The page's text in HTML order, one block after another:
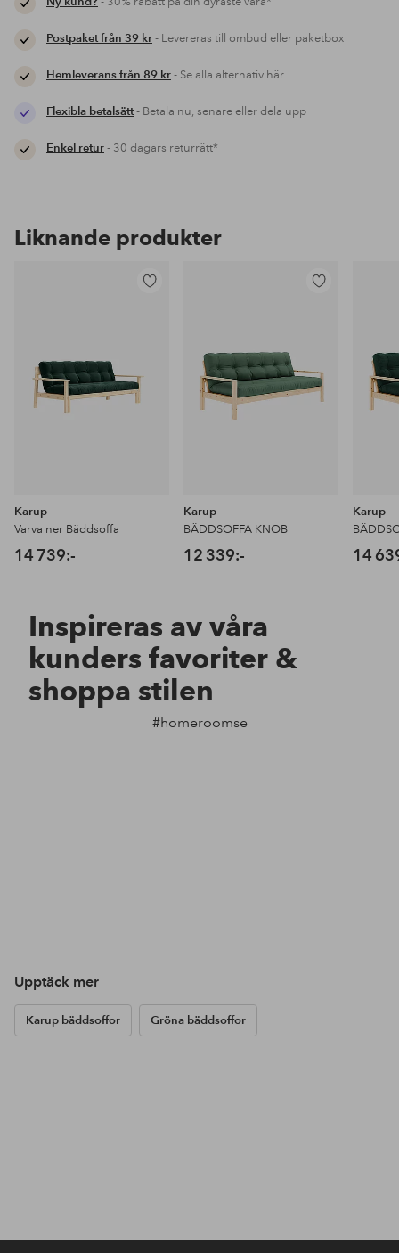
Postpaket från 39 kr- Levereras till ombud eller paketbox
Hemleverans från 89 kr- Se alla alternativ här
Flexibla betalsätt- Betala nu, senare eller dela upp
Enkel retur- 30 dagars returrätt*
Liknande produkter
Karup
Varva ner Bäddsoffa
14 739:-
Karup
BÄDDSOFFA KNOB
12 339:-
Karup
14
Inspireras av våra
kunders favoriter &
shoppa stilen
#homeroomse
Upptäck mer
Karup bäddsoffor Gröna bäddsoffor